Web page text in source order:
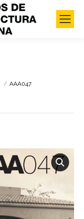
AAA047